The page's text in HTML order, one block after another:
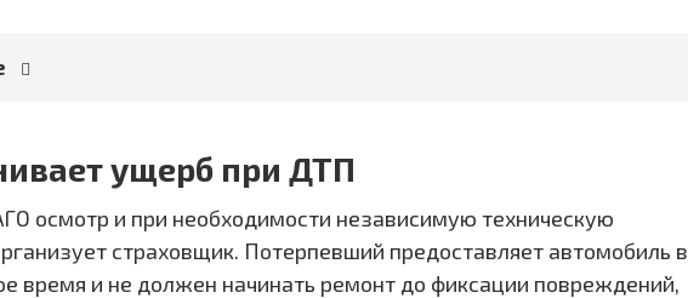
ущерб при ДТП
осмотр и при необходимости независимую техническую
страховщик. Потерпевший предоставляет автомобиль в
время и не должен начинать ремонт до фиксации повреждений,